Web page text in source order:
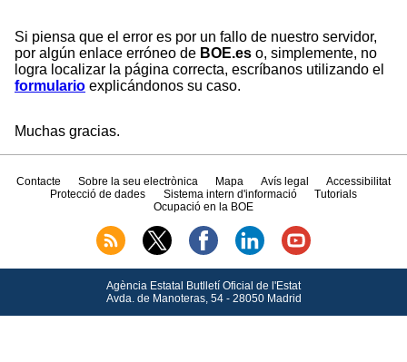
Si piensa que el error es por un fallo de nuestro servidor,
por algún enlace erróneo de BOE.es o, simplemente, no
logra localizar la página correcta, escríbanos utilizando el
formulario explicándonos su caso.
Muchas gracias.
Contacte Sobre la seu electrònica Mapa Avís legal
Accessibilitat
Protecció de dades
Sistema intern d'informació
Tutorials
Ocupació en la BOE
Agència Estatal Butlletí Oficial de l'Estat
Avda.de Manoteras, 54 - 28050 Madrid